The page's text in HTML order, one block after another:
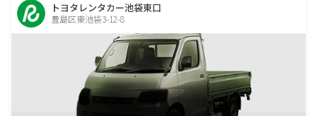
トヨタレンタカー池袋東口
豊島区東池袋3-12-8